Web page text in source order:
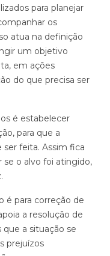
para planejar
os
atua na definição
um objetivo
em ações
do que precisa ser
é estabelecer
para que a
ser feita. Assim fica
se o alvo foi atingido,
é para correção de
a resolução de
a situação se
prejuízos